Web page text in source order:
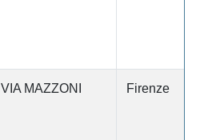
VIA MAZZONI Firenze